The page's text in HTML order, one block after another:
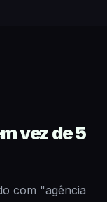
vez de 5
com "agência